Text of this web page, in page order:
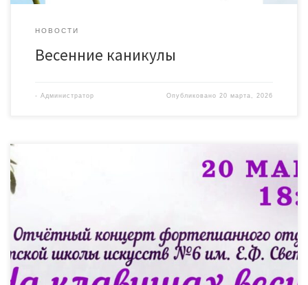
НОВОСТИ
Весенние каникулы
- Администратор Опубликовано20 марта, 2026